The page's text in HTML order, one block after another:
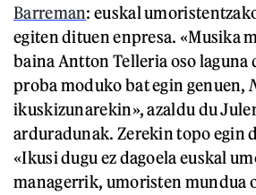
Barreman: euskal
egiten dituen enpresa. «Musika
baina Antton Telleria oso laguna
proba moduko bat egin genuen,
ikuskizunarekin», azaldu du
arduradunak. Zerekin topo egin
«Ikusi dugu ez dagoela euskal
managerrik, umoristen mundua